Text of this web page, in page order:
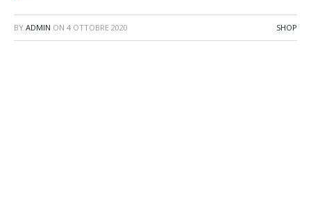
BY ADMIN ON 4 OTTOBRE 2020 SHOP